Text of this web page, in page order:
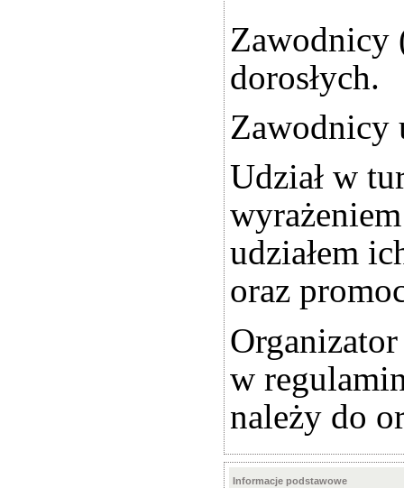
Zawodnicy
dorosłych.
Zawodnicy
Udział w
udziałem
oraz
w
należy do
Informacje podstawowe